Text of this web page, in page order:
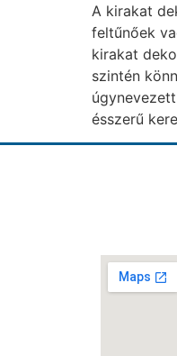
A kirakat
feltűnőek
kirakat
szintén
ésszerű